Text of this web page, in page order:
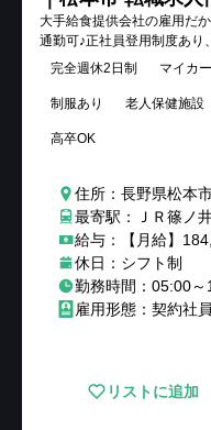
大手給食提供会社の雇用だ
通勤可♪正社員登用制度あり
完全週休2日制
マイカ
制服あり 老人保健施設
高卒OK
住所：長野県松本
最寄駅：ＪＲ篠ノ
給与：【月給】
休日：シフト制
勤務時間：05:00
雇用形態：契約社員
リストに追加